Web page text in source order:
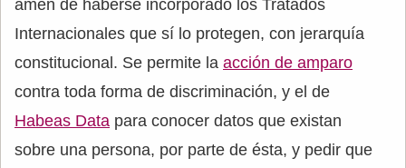
amén de haberse incorporado los Tratados
Internacionales que sí lo protegen, con jerarquía
constitucional. Se permite la acción de amparo
contra toda forma de discriminación, y el de
Habeas Data para conocer datos que existan
sobre una persona, por parte de ésta, y pedir que